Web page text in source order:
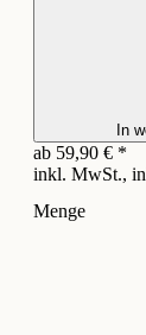
In
ab 59,90 € *
inkl. MwSt.,
Menge